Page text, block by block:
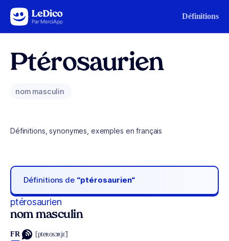
Aller au contenu Définitions
Ptérosaurien
nom masculin
Définitions, synonymes, exemples en français
Définitions de “ptérosaurien“
ptérosaurien
nom masculin
FR [pteʀosɔʀjɛ̃]